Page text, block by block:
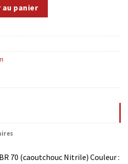
panier
70 (caoutchouc Nitrile) Couleur :